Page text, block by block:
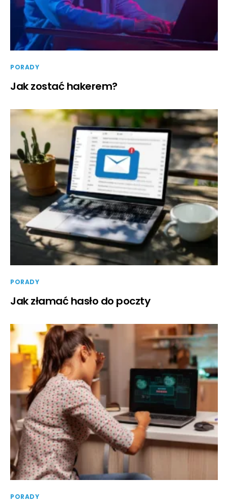
PORADY
Jak zostać hakerem?
PORADY
Jak złamać hasło do poczty
PORADY